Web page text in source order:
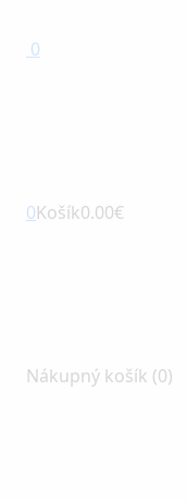
0
0Košík0.00€
Nákupný košík (0)